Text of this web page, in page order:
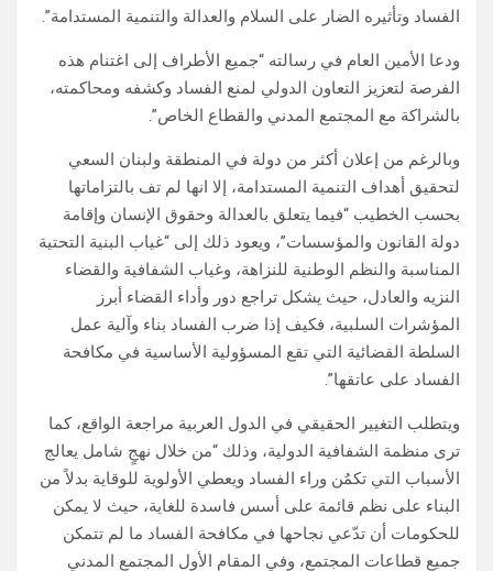
الفساد وتأثيره الضار على السلام والعدالة والتنمية المستدامة”.
ودعا الأمين العام في رسالته “جميع الأطراف إلى اغتنام هذه
الفرصة لتعزيز التعاون الدولي لمنع الفساد وكشفه ومحاكمته،
بالشراكة مع المجتمع المدني والقطاع الخاص”.
وبالرغم من إعلان أكثر من دولة في المنطقة ولبنان السعي
لتحقيق أهداف التنمية المستدامة، إلا انها لم تف بالتزاماتها
بحسب الخطيب “فيما يتعلق بالعدالة وحقوق الإنسان وإقامة
دولة القانون والمؤسسات”، ويعود ذلك إلى “غياب البنية التحتية
المناسبة والنظم الوطنية للنزاهة، وغياب الشفافية والقضاء
النزيه والعادل، حيث يشكل تراجع دور وأداء القضاء أبرز
المؤشرات السلبية، فكيف إذا ضرب الفساد بناء وآلية عمل
السلطة القضائية التي تقع المسؤولية الأساسية في مكافحة
الفساد على عاتقها”.
ويتطلب التغيير الحقيقي في الدول العربية مراجعة الواقع، كما
ترى منظمة الشفافية الدولية، وذلك “من خلال نهجٍ شامل يعالج
الأسباب التي تكمُن وراء الفساد ويعطي الأولوية للوقاية بدلاً من
البناء على نظم قائمة على أسس فاسدة للغاية، حيث لا يمكن
للحكومات أن تدّعي نجاحها في مكافحة الفساد ما لم تتمكن
جميع قطاعات المجتمع، وفي المقام الأول المجتمع المدني